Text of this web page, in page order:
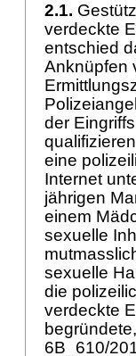
2.1.
verdeckte
entschied
Anknüpfen
der
eine
Internet
jährigen
einem
sexuelle
sexuelle
die
verdeckte
6B_610/